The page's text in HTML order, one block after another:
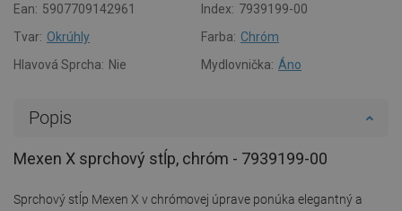
Ean: 5907709142961 Index: 7939199-00
Tvar: Okrúhly Farba: Chróm
Hlavová Sprcha: Nie Mydlovnička: Áno
Popis
Mexen X sprchový stĺp, chróm - 7939199-00
Sprchový stĺp Mexen X v chrómovej úprave ponúka elegantný a